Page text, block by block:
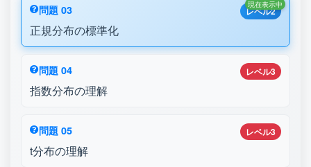
レベル2
問題 03
正規分布の標準化
現在表示中
レベル3
問題 04
指数分布の理解
レベル3
問題 05
t分布の理解